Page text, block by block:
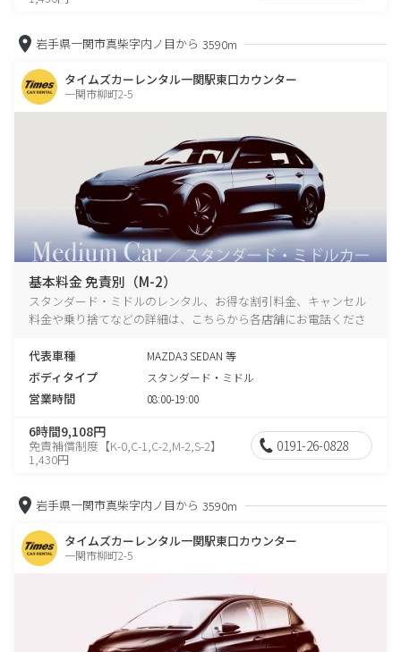
岩手県一関市真柴字内ノ目から 3590m
タイムズカーレンタル一関駅東口カウンター
一関市柳町2-5
基本料金 免責別（M-2）
スタンダード・ミドルのレンタル、お得な割引料金、キャンセル
料金や乗り捨てなどの詳細は、こちらから各店舗にお電話くださ
代表車種
MAZDA3 SEDAN 等
ボディタイプ スタンダード・ミドル
営業時間 08:00-19:00
6時間9,108円
免責補償制度【K-0,C-1,C-2,M-2,S-2】
1,430円
0191-26-0828
岩手県一関市真柴字内ノ目から 3590m
タイムズカーレンタル一関駅東口カウンター
一関市柳町2-5